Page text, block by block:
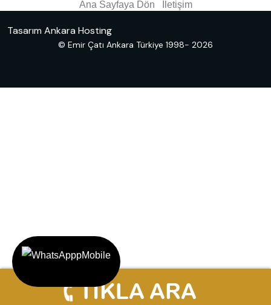
Ana Sayfaya Dön İletişim
Tasarım Ankara Hosting
© Emir Çatı Ankara Türkiye 1998- 2026